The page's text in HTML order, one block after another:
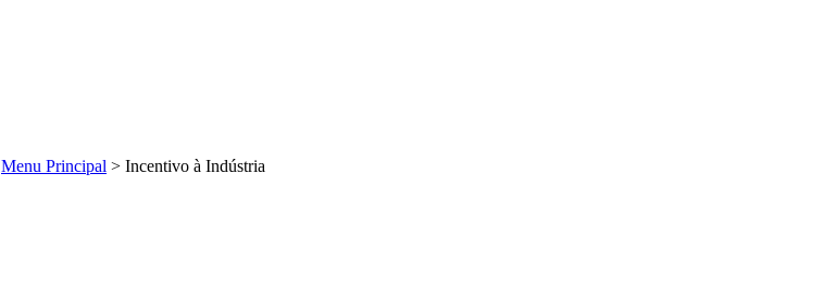
Menu Principal > Incentivo à Indústria